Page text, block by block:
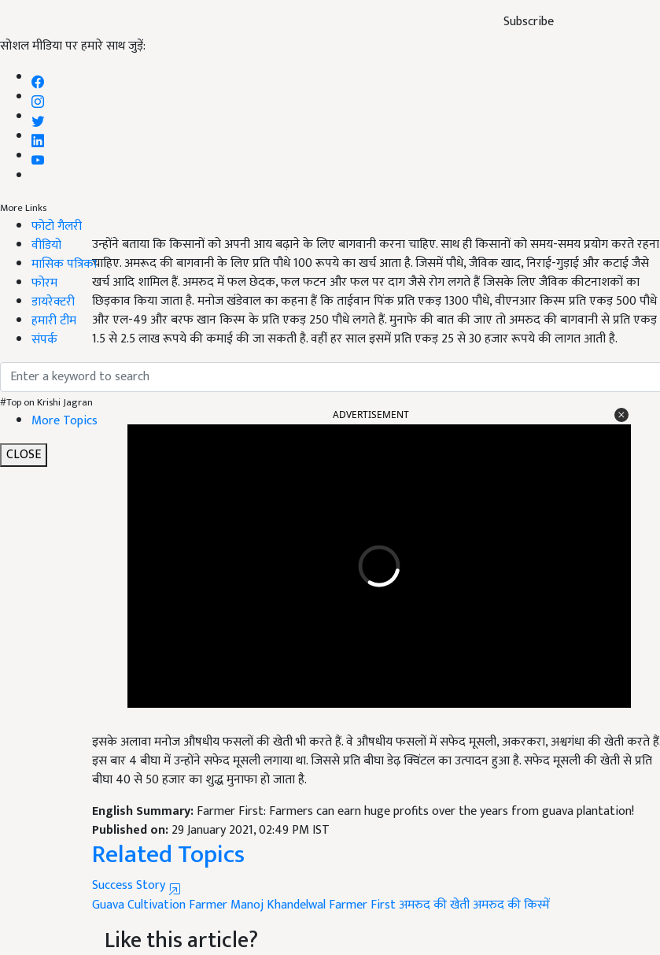
Subscribe
सोशल मीडिया पर हमारे साथ जुड़ें:
More Links
फोटो गैलरी
वीडियो
मासिक पत्रिका
फोरम
डायरेक्टरी
हमारी टीम
संपर्क
#Top on Krishi Jagran
More Topics
CLOSE
उन्होंने बताया कि किसानों को अपनी आय बढ़ाने के लिए बागवानी करना चाहिए. साथ ही किसानों को समय-समय प्रयोग करते रहना
चाहिए. अमरूद की बागवानी के लिए प्रति पौधे 100 रूपये का खर्च आता है. जिसमें पौधे, जैविक खाद, निराई-गुड़ाई और कटाई जैसे
खर्च आदि शामिल हैं. अमरुद में फल छेदक, फल फटन और फल पर दाग जैसे रोग लगते हैं जिसके लिए जैविक कीटनाशकों का
छिड़काव किया जाता है. मनोज खंडेवाल का कहना हैं कि ताईवान पिंक प्रति एकड़ 1300 पौधे, वीएनआर किस्म प्रति एकड़ 500 पौधे
और एल-49 और बरफ खान किस्म के प्रति एकड़ 250 पौधे लगते हैं. मुनाफे की बात की जाए तो अमरुद की बागवानी से प्रति एकड़
1.5 से 2.5 लाख रूपये की कमाई की जा सकती है. वहीं हर साल इसमें प्रति एकड़ 25 से 30 हजार रूपये की लागत आती है.
ADVERTISEMENT
इस बार 4 बीघा में उन्होंने सफेद मूसली लगाया था. जिससे प्रति बीघा डेढ़ क्विंटल का उत्पादन हुआ है. सफेद मूसली की खेती से प्रति
बीघा 40 से 50 हजार का शुद्ध मुनाफा हो जाता है.
Farmer First: Farmers can earn huge profits over the years from guava plantation!
Published on:29 January 2021, 02:49 PM IST
Related Topics
Success Story
Guava Cultivation
Like this article?
Hey! I amश्याम दांगी . Did you liked this article and have suggestions to improve this article?